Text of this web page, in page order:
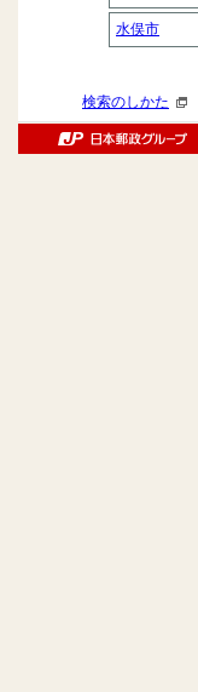
水俣市
検索のしかた